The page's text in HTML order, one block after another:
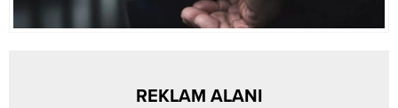
REKLAM ALANI